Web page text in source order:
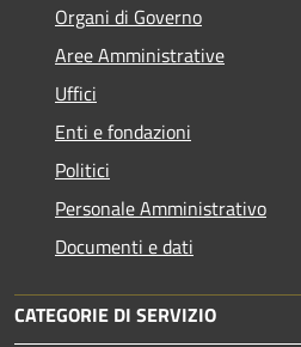
Organi di Governo
Aree Amministrative
Uffici
Enti e fondazioni
Politici
Personale Amministrativo
Documenti e dati
CATEGORIE DI SERVIZIO